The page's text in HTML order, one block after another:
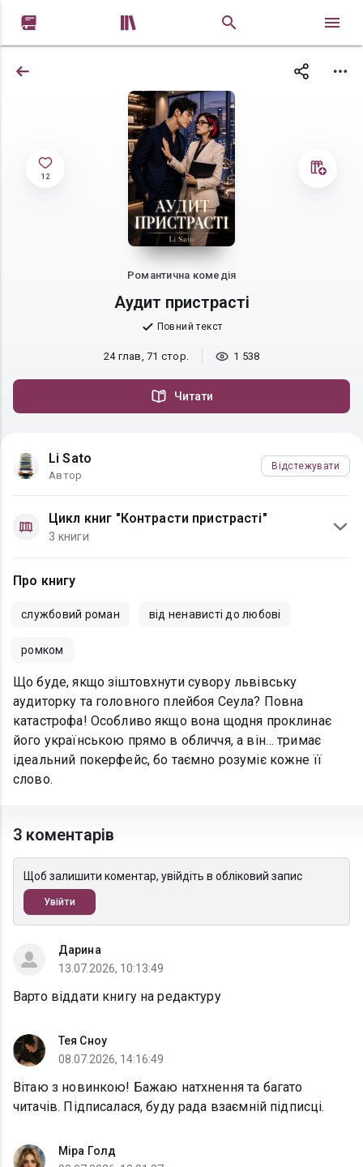
 
12
Романтична комедія
Аудит пристрасті
Повний текст
24 глав, 71 стор. 1 538
Читати
Li Sato
Автор
Відстежувати
Цикл книг "Контрасти пристрасті"
3 книги
Про книгу
службовий роман від ненависті до любові
ромком
Що буде, якщо зіштовхнути сувору львівську
аудиторку та головного плейбоя Сеула? Повна
катастрофа! Особливо якщо вона щодня проклинає
його українською прямо в обличчя, а він… тримає
ідеальний покерфейс, бо таємно розуміє кожне її
слово.
3 коментарів
Щоб залишити коментар, увійдіть в обліковий запис
Увійти
Дарина
13.07.2026, 10:13:49
Варто віддати книгу на редактуру
Тея Сноу
08.07.2026, 14:16:49
Вітаю з новинкою! Бажаю натхнення та багато
читачів. Підписалася, буду рада взаємній підписці.
Міра Голд